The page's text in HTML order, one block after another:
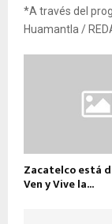
*A través del
Huamantla /
Zacatelco está
Ven y Vive la...